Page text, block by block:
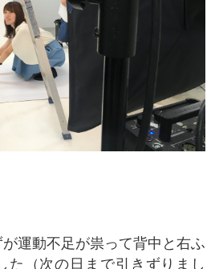
運動不足が祟って背中と右ふ
た（次の日まで引きずりまし